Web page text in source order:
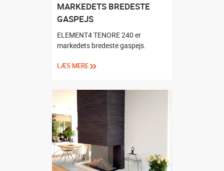
MARKEDETS BREDESTE
GASPEJS
ELEMENT4 TENORE 240 er
markedets bredeste gaspejs.
LÆS MERE